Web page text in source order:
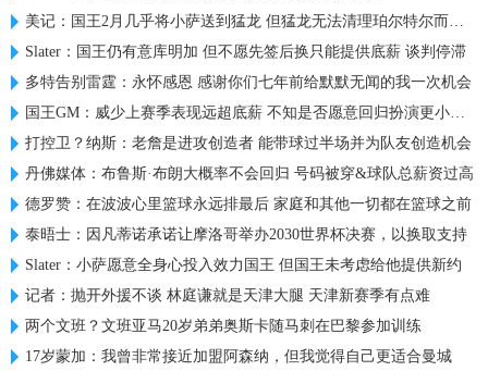
美记：国王2月几乎将小萨送到猛龙 但猛龙无法清理珀尔特尔而告吹
Slater：国王仍有意库明加 但不愿先签后换只能提供底薪 谈判停滞
多特告别雷霆：永怀感恩 感谢你们七年前给默默无闻的我一次机会
国王GM：威少上赛季表现远超底薪 不知是否愿意回归扮演更小角色
打控卫？纳斯：老詹是进攻创造者 能带球过半场并为队友创造机会
丹佛媒体：布鲁斯·布朗大概率不会回归 号码被穿&球队总薪资过高
德罗赞：在波波心里篮球永远排最后 家庭和其他一切都在篮球之前
泰晤士：因凡蒂诺承诺让摩洛哥举办2030世界杯决赛，以换取支持
Slater：小萨愿意全身心投入效力国王 但国王未考虑给他提供新约
记者：抛开外援不谈 林庭谦就是天津大腿 天津新赛季有点难
两个文班？文班亚马20岁弟弟奥斯卡随马刺在巴黎参加训练
17岁蒙加：我曾非常接近加盟阿森纳，但我觉得自己更适合曼城